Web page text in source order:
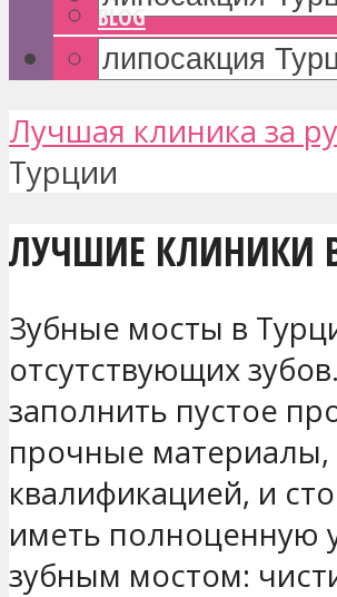
BLOG
Лучшая клиника за
Турции
ЛУЧШИЕ КЛИНИКИ
Зубные мосты в
отсутствующих
заполнить пустое
прочные материалы,
квалификацией, и
иметь полноценную
зубным мостом: